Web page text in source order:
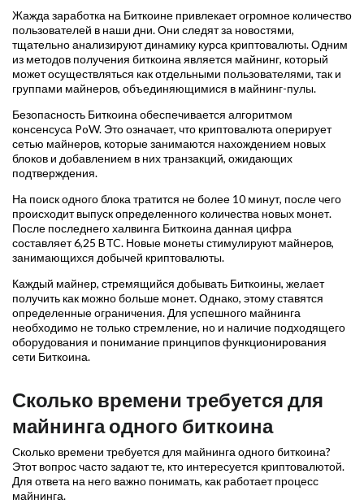
Жажда заработка на Биткоине привлекает огромное количество
пользователей в наши дни. Они следят за новостями,
тщательно анализируют динамику курса криптовалюты. Одним
из методов получения биткоина является майнинг, который
может осуществляться как отдельными пользователями, так и
группами майнеров, объединяющимися в майнинг-пулы.
Безопасность Биткоина обеспечивается алгоритмом
консенсуса PoW. Это означает, что криптовалюта оперирует
сетью майнеров, которые занимаются нахождением новых
блоков и добавлением в них транзакций, ожидающих
подтверждения.
На поиск одного блока тратится не более 10 минут, после чего
происходит выпуск определенного количества новых монет.
После последнего халвинга Биткоина данная цифра
составляет 6,25 BTC. Новые монеты стимулируют майнеров,
занимающихся добычей криптовалюты.
Каждый майнер, стремящийся добывать Биткоины, желает
получить как можно больше монет. Однако, этому ставятся
определенные ограничения. Для успешного майнинга
необходимо не только стремление, но и наличие подходящего
оборудования и понимание принципов функционирования
сети Биткоина.
Сколько времени требуется для
майнинга одного биткоина
Сколько времени требуется для майнинга одного биткоина?
Этот вопрос часто задают те, кто интересуется криптовалютой.
Для ответа на него важно понимать, как работает процесс
майнинга.